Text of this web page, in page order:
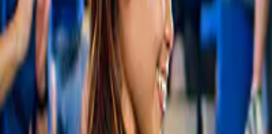
Esperienze curate nel minimo dettaglio
Ti proponiamo solo le esperienze che valgono davvero la pena, non
Prenota quando vuoi